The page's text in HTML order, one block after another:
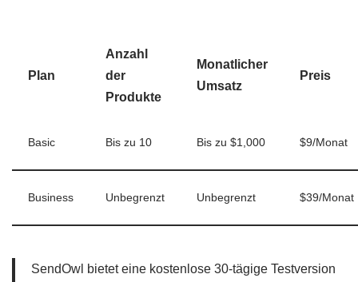
Plan
Anzahl
der
Produkte
Monatlicher
Umsatz
Preis
Basic Bis zu 10 Bis zu $1,000 $9/Monat
Business Unbegrenzt Unbegrenzt $39/Monat
SendOwl bietet eine kostenlose 30-tägige Testversion